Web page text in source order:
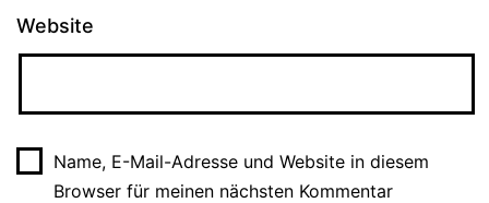
Website
Name, E-Mail-Adresse und Website in diesem
Browser für meinen nächsten Kommentar